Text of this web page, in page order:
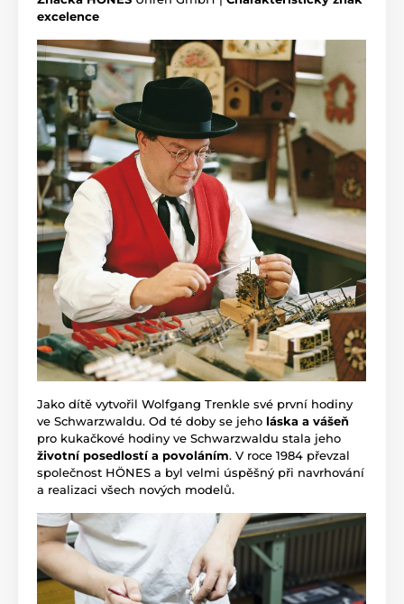
excelence
Jako dítě vytvořil Wolfgang Trenkle své první hodiny
ve Schwarzwaldu. Od té doby se jeho láska a vášeň
pro kukačkové hodiny ve Schwarzwaldu stala jeho
životní posedlostí a povoláním. V roce 1984 převzal
společnost HÖNES a byl velmi úspěšný při navrhování
a realizaci všech nových modelů.